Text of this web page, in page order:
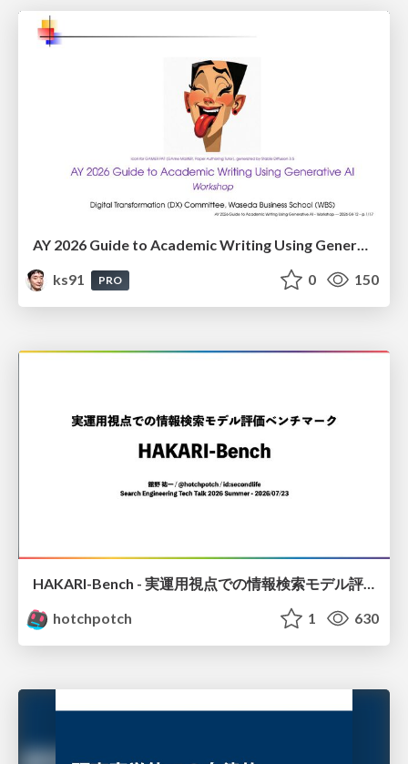
AY 2026 Guide to Academic Writing Using Generative AI - Workshop
ks91
PRO 0 150
HAKARI-Bench - 実運用視点での情報検索モデル評価ベンチマーク
hotchpotch
1 630